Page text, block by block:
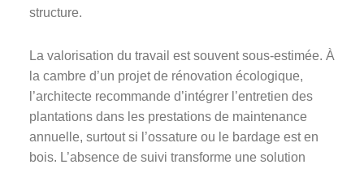
structure.
La valorisation du travail est souvent sous-estimée. À
la cambre d’un projet de rénovation écologique,
l’architecte recommande d’intégrer l’entretien des
plantations dans les prestations de maintenance
annuelle, surtout si l’ossature ou le bardage est en
bois. L’absence de suivi transforme une solution